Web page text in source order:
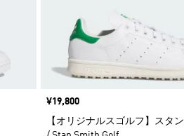
価格
¥19,800
【オリジナルスゴルフ】スタ